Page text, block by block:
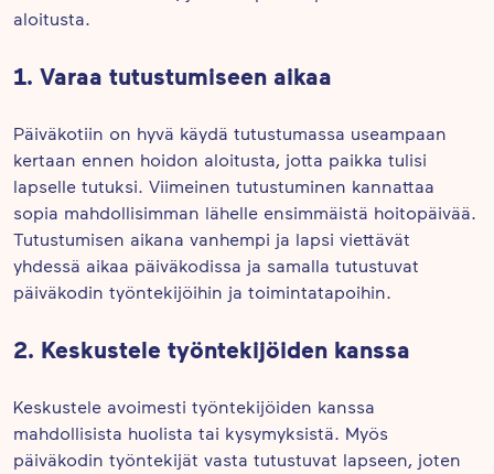
aloitusta.
1. Varaa tutustumiseen aikaa
Päiväkotiin on hyvä käydä tutustumassa useampaan
kertaan ennen hoidon aloitusta, jotta paikka tulisi
lapselle tutuksi. Viimeinen tutustuminen kannattaa
sopia mahdollisimman lähelle ensimmäistä hoitopäivää.
Tutustumisen aikana vanhempi ja lapsi viettävät
yhdessä aikaa päiväkodissa ja samalla tutustuvat
päiväkodin työntekijöihin ja toimintatapoihin.
2. Keskustele työntekijöiden kanssa
Keskustele avoimesti työntekijöiden kanssa
mahdollisista huolista tai kysymyksistä. Myös
päiväkodin työntekijät vasta tutustuvat lapseen, joten